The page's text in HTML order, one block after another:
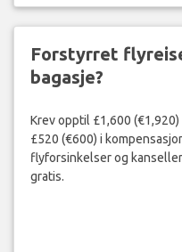
Forstyrret
bagasje?
Krev opptil £1,600
£520 (€600) i
flyforsinkelser og
gratis.